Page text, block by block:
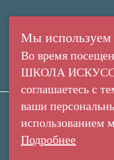
«Пятое измерение»
Мы используем
Во время
ШКОЛА
соглашаетесь с
ваши
использованием
Подробнее